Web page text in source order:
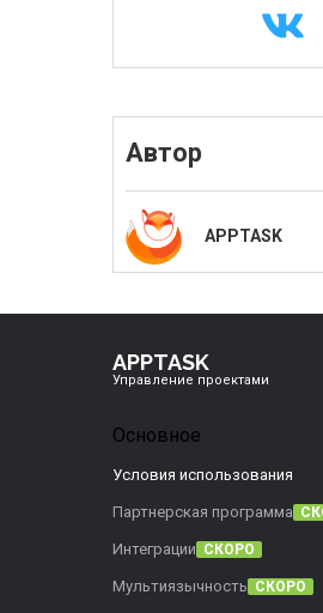
Автор
APPTASK
APPTASK
Управление проектами
Основное
Условия использования
Партнерская программа
Интеграции СКОРО
Мультиязычность СКОРО